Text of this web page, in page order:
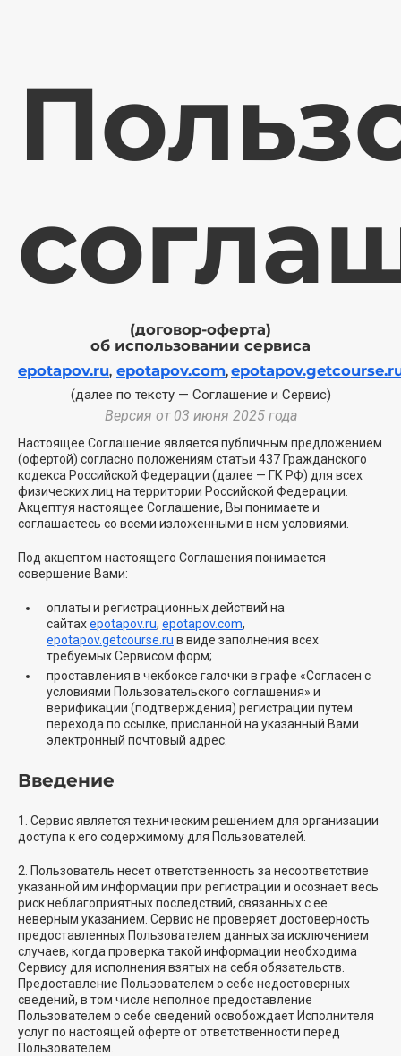
(договор-оферта)
об использовании сервиса
epotapov.ru, epotapov.com,
(далее по тексту — Соглашение и Сервис)
Версия от 03 июня 2025 года
Настоящее Соглашение является публичным предложением
(офертой) согласно положениям статьи 437 Гражданского
кодекса Российской Федерации (далее — ГК РФ) для всех
физических лиц на территории Российской Федерации.
Акцептуя настоящее Соглашение, Вы понимаете и
соглашаетесь со всеми изложенными в нем условиями.
Под акцептом настоящего Соглашения понимается
совершение Вами:
оплаты и регистрационных действий на
сайтахepotapov.ru, epotapov.com,
epotapov.getcourse.ru в виде заполнения всех
требуемых Сервисом форм;
проставления в чекбоксе галочки в графе «Согласен с
условиями Пользовательского соглашения» и
верификации (подтверждения) регистрации путем
перехода по ссылке, присланной на указанный Вами
электронный почтовый адрес.
Введение
1. Сервис является техническим решением для организации
доступа к его содержимому для Пользователей.
2. Пользователь несет ответственность за несоответствие
указанной им информации при регистрации и осознает весь
риск неблагоприятных последствий, связанных с ее
неверным указанием. Сервис не проверяет достоверность
предоставленных Пользователем данных за исключением
случаев, когда проверка такой информации необходима
Сервису для исполнения взятых на себя обязательств.
Предоставление Пользователем о себе недостоверных
сведений, в том числе неполное предоставление
Пользователем о себе сведений освобождает Исполнителя
услуг по настоящей оферте от ответственности перед
Пользователем.